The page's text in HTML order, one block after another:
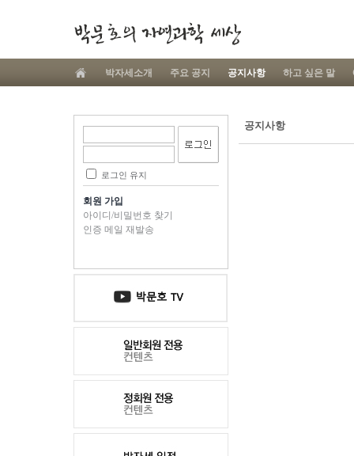
박자세소개 주요 공지 공지사항 하고 싶은 말
로그인 유지
회원 가입
아이디/비밀번호 찾기
인증 메일 재발송
공지사항